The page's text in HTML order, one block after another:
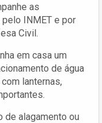
as
INMET e por
Civil.
em casa um
de água
lanternas,
de alagamento ou